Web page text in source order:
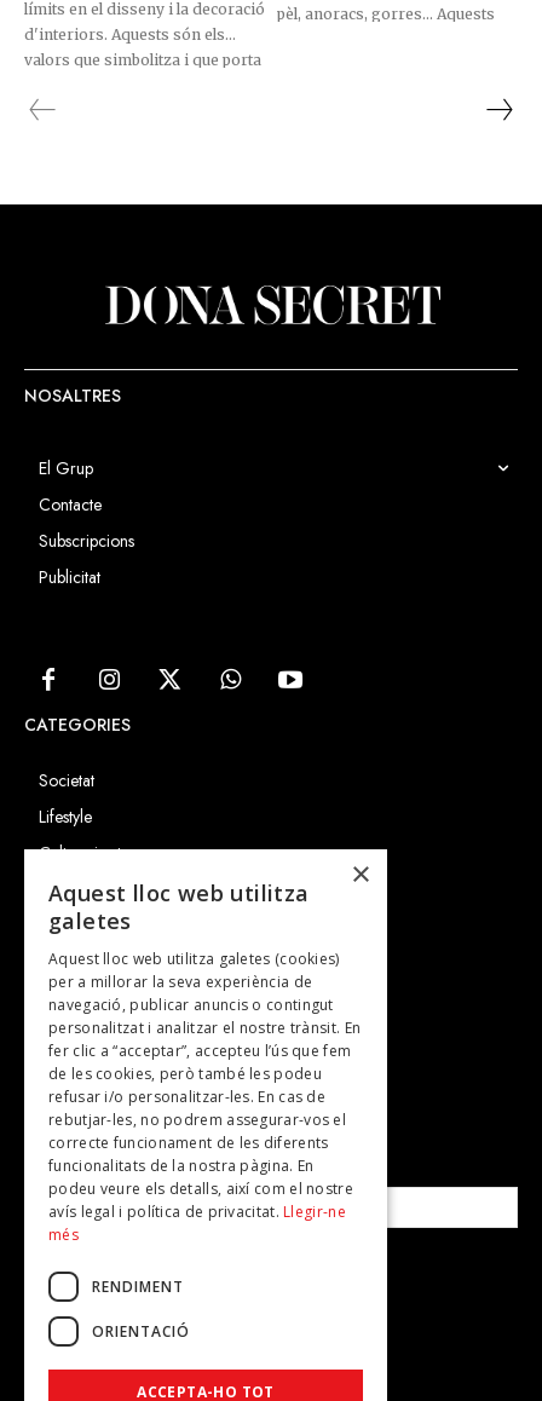
límits en el disseny i la decoració
d'interiors. Aquests són els
valors que simbolitza i que porta
alemanya amb més de 40 anys
pèl, anoracs, gorres... Aquests
NOSALTRES
El Grup
Contacte
Subscripcions
Publicitat
CATEGORIES
Societat
Lifestyle
Cultura i art
Entrevistes
Gastronomia
TV
Plans per fer
Revistes
SUBSCRIU-TE A LA NOSTRA NEWSLETTER!
Correu electrònic*
Accepto lapolítica de privacitat
×
Aquest lloc web utilitza
galetes
Aquest lloc web utilitza galetes (cookies)
per a millorar la seva experiència de
navegació, publicar anuncis o contingut
personalitzat i analitzar el nostre trànsit. En
fer clic a “acceptar”, accepteu l’ús que fem
de les cookies, però també les podeu
refusar i/o personalitzar-les. En cas de
rebutjar-les, no podrem assegurar-vos el
correcte funcionament de les diferents
funcionalitats de la nostra pàgina. En
podeu veure els detalls, així com el nostre
avís legal i política de privacitat. Llegir-ne
més
RENDIMENT
ORIENTACIÓ
ACCEPTA-HO TOT